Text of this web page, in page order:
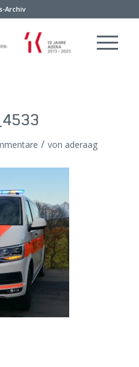
Archiv
/ von aderaag